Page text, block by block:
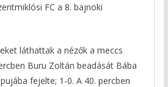
FC a 8. bajnoki
láthattak a nézők a meccs
Buru Zoltán beadását Bába
fejelte; 1-0. A 40. percben